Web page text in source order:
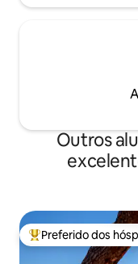
Outros
Entre os melhores
Preferido dos